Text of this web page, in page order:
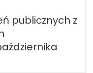
publicznych z